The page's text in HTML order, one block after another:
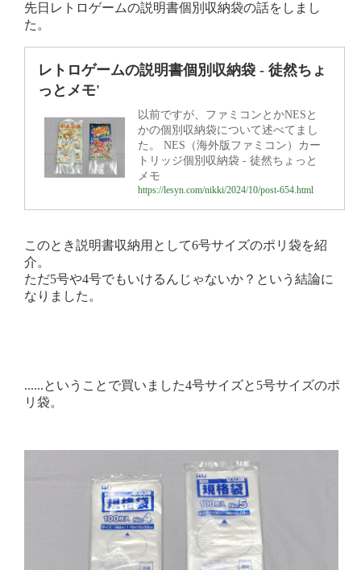
先日レトロゲームの説明書個別収納袋の話をしまし
た。
レトロゲームの説明書個別収納袋 - 徒然ちょ
っとメモ'
以前ですが、ファミコンとかNESと
かの個別収納袋について述べてまし
た。 NES（海外版ファミコン）カー
トリッジ個別収納袋 - 徒然ちょっと
メモ
https://lesyn.com/nikki/2024/10/post-654.html
このとき説明書収納用として6号サイズのポリ袋を紹
介。
ただ5号や4号でもいけるんじゃないか？という結論に
なりました。
......ということで買いました4号サイズと5号サイズのポ
リ袋。